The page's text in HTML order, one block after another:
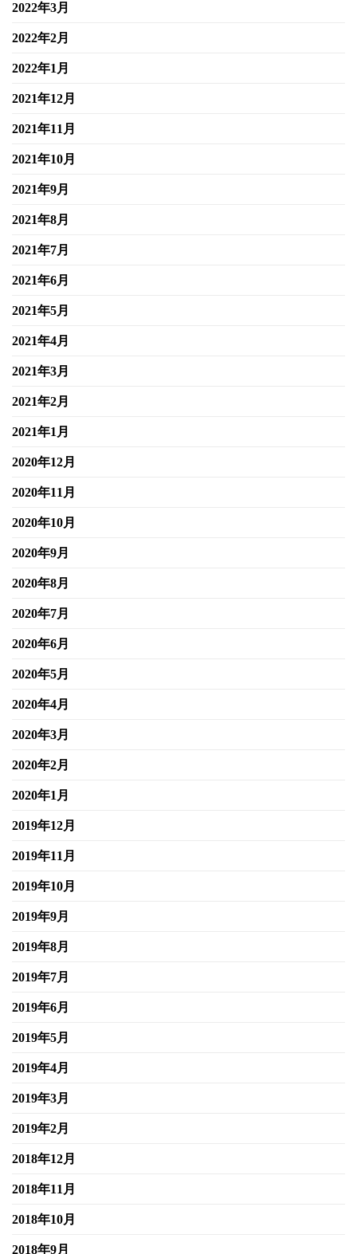
2022年3月
2022年2月
2022年1月
2021年12月
2021年11月
2021年10月
2021年9月
2021年8月
2021年7月
2021年6月
2021年5月
2021年4月
2021年3月
2021年2月
2021年1月
2020年12月
2020年11月
2020年10月
2020年9月
2020年8月
2020年7月
2020年6月
2020年5月
2020年4月
2020年3月
2020年2月
2020年1月
2019年12月
2019年11月
2019年10月
2019年9月
2019年8月
2019年7月
2019年6月
2019年5月
2019年4月
2019年3月
2019年2月
2018年12月
2018年11月
2018年10月
2018年9月